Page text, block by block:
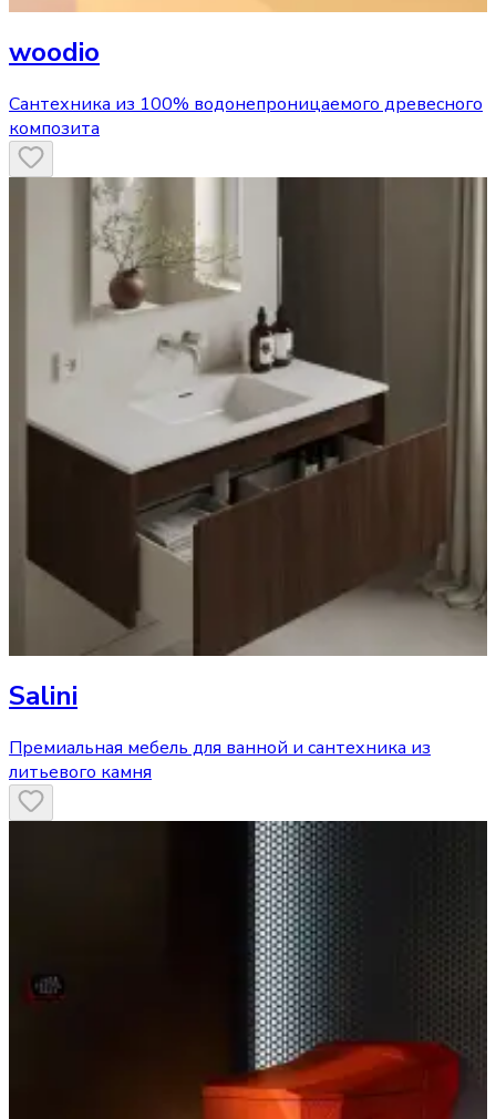
woodio
Сантехника из 100% водонепроницаемого древесного
композита
Salini
Премиальная мебель для ванной и сантехника из
литьевого камня